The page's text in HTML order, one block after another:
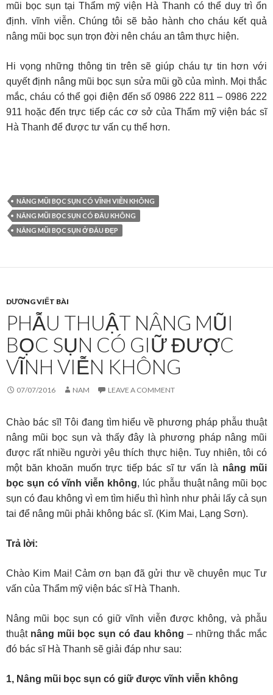
mũi bọc sụn tại Thẩm mỹ viện Hà Thanh có thể duy trì ổn
định. vĩnh viễn. Chúng tôi sẽ bảo hành cho cháu kết quả
nâng mũi bọc sụn trọn đời nên cháu an tâm thực hiện.
Hi vọng những thông tin trên sẽ giúp cháu tự tin hơn với
quyết định nâng mũi bọc sụn sửa mũi gồ của mình. Mọi thắc
mắc, cháu có thể gọi điện đến số 0986 222 811 – 0986 222
911 hoặc đến trực tiếp các cơ sở của Thẩm mỹ viện bác sĩ
Hà Thanh để được tư vấn cụ thể hơn.
NÂNG MŨI BỌC SỤN CÓ VĨNH VIỄN KHÔNG
NÂNG MŨI BỌC SỤN CÓ ĐÂU KHÔNG
NÂNG MŨI BỌC SỤN Ở ĐÂU ĐẸP
DƯƠNG VIẾT BÀI
PHẪU THUẬT NÂNG MŨI
BỌC SỤN CÓ GIỮ ĐƯỢC
VĨNH VIỄN KHÔNG
07/07/2016 NAM LEAVE A COMMENT
Chào bác sĩ! Tôi đang tìm hiểu về phương pháp phẫu thuật
nâng mũi bọc sụn và thấy đây là phương pháp nâng mũi
được rất nhiều người yêu thích thực hiện. Tuy nhiên, tôi có
một băn khoăn muốn trực tiếp bác sĩ tư vấn là nâng mũi
bọc sụn có vĩnh viễn không, lúc phẫu thuật nâng mũi bọc
sụn có đau không vì em tìm hiểu thì hình như phải lấy cả sụn
tai để nâng mũi phải không bác sĩ. (Kim Mai, Lạng Sơn).
Trả lời:
Chào Kim Mai! Cảm ơn bạn đã gửi thư về chuyên mục Tư
vấn của Thẩm mỹ viện bác sĩ Hà Thanh.
Nâng mũi bọc sụn có giữ vĩnh viễn được không, và phẫu
thuật nâng mũi bọc sụn có đau không – những thắc mắc
đó bác sĩ Hà Thanh sẽ giải đáp như sau:
1, Nâng mũi bọc sụn có giữ được vĩnh viễn không